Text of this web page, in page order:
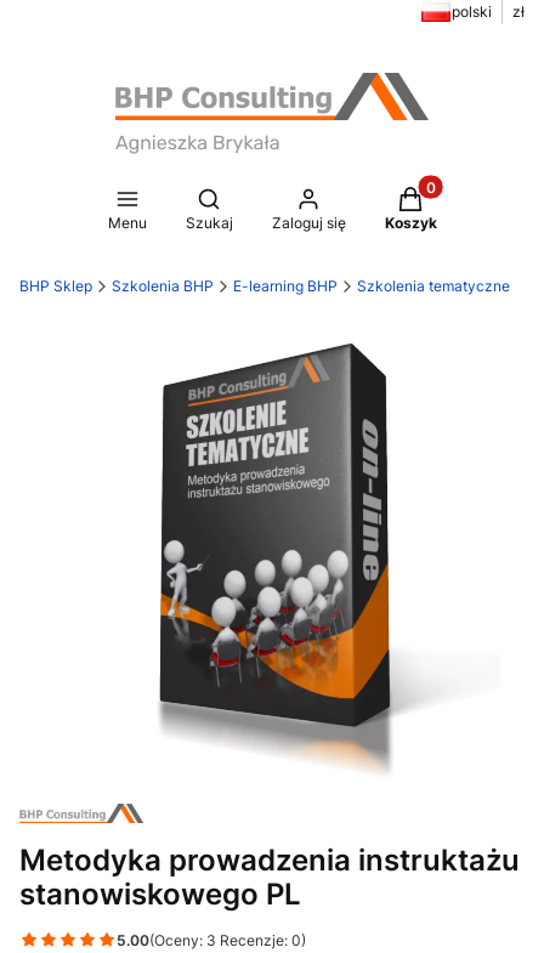
polski zł
Menu
Otwórz wyszukiwarkę
Szukaj Zaloguj się
Produkty w
Koszyk
BHP Sklep Szkolenia BHP E-learning BHP Szkolenia tematyczne
Metodyka prowadzenia instruktażu
stanowiskowego PL
5.00(Oceny: 3 Recenzje: 0)